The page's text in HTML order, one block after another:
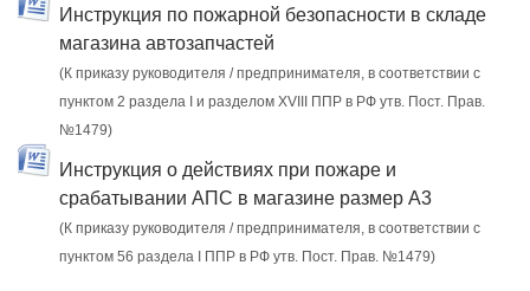
Инструкция по пожарной безопасности в складе
магазина автозапчастей
(К приказу руководителя / предпринимателя, в соответствии с
пунктом 2 раздела I и разделом XVIII ППР в РФ утв. Пост. Прав.
№1479)
Инструкция о действиях при пожаре и
срабатывании АПС в магазине размер А3
(К приказу руководителя / предпринимателя, в соответствии с
пунктом 56 раздела I ППР в РФ утв. Пост. Прав. №1479)